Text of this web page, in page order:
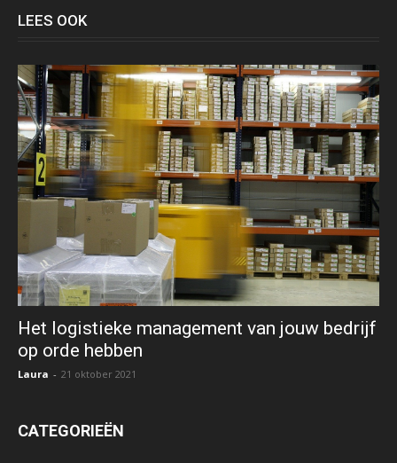
LEES OOK
Het logistieke management van jouw bedrijf
op orde hebben
Laura - 21 oktober 2021
CATEGORIEËN